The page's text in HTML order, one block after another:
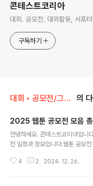
콘테스트코리아
대회. 공모전. 대외활동, 서포
구독하기
대회 • 공모전/그림 • 미술 • 디자인 • 웹툰. 의
2025 웹툰 공모전 모음 총
안녕하세요. 콘테스트코리아입
전 일정과 정보입니다.웹툰 공모
관심을 갖기 시작하시거나, 준비를
4 2 2024. 12. 26.